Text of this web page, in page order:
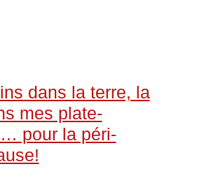
dans la terre, la
mes plate-
pour la péri-